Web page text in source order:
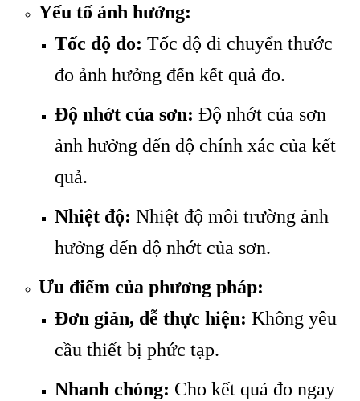
Yếu tố ảnh hưởng:
Tốc độ đo: Tốc độ di chuyển thước
đo ảnh hưởng đến kết quả đo.
Độ nhớt của sơn: Độ nhớt của sơn
ảnh hưởng đến độ chính xác của kết
quả.
Nhiệt độ: Nhiệt độ môi trường ảnh
hưởng đến độ nhớt của sơn.
Ưu điểm của phương pháp:
Đơn giản, dễ thực hiện: Không yêu
cầu thiết bị phức tạp.
Nhanh chóng: Cho kết quả đo ngay